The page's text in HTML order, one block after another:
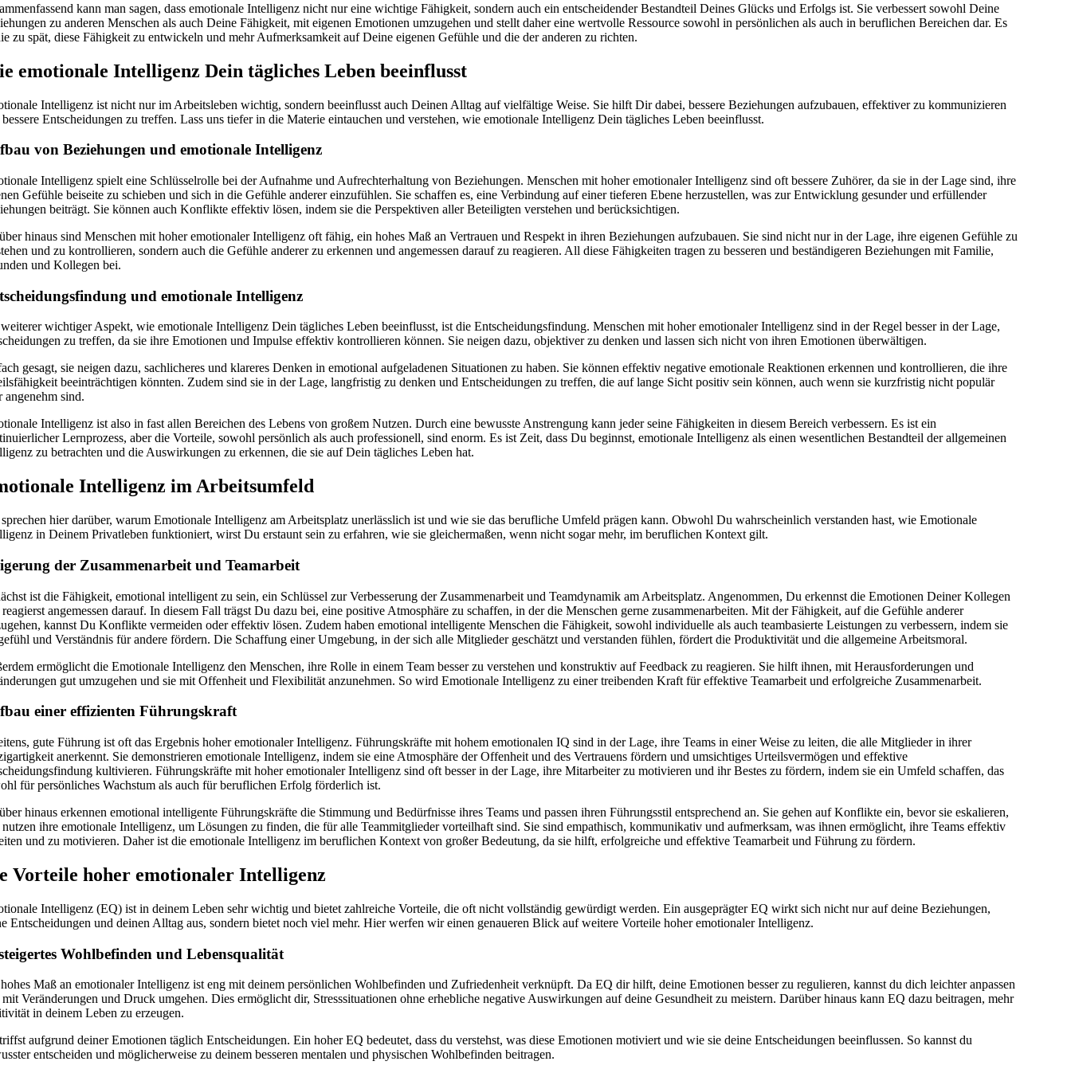
kann man sagen, dass emotionale Intelligenz nicht nur eine wichtige Fähigkeit, sondern auch ein entscheidender Bestandteil Deines Glücks und Erfolgs ist. Sie verbessert sowohl Deine
zu anderen Menschen als auch Deine Fähigkeit, mit eigenen Emotionen umzugehen und stellt daher eine wertvolle Ressource sowohl in persönlichen als auch in beruflichen Bereichen dar. Es
zu spät, diese Fähigkeit zu entwickeln und mehr Aufmerksamkeit auf Deine eigenen Gefühle und die der anderen zu richten.
emotionale Intelligenz Dein tägliches Leben beeinflusst
Intelligenz ist nicht nur im Arbeitsleben wichtig, sondern beeinflusst auch Deinen Alltag auf vielfältige Weise. Sie hilft Dir dabei, bessere Beziehungen aufzubauen, effektiver zu kommunizieren
Entscheidungen zu treffen. Lass uns tiefer in die Materie eintauchen und verstehen, wie emotionale Intelligenz Dein tägliches Leben beeinflusst.
von Beziehungen und emotionale Intelligenz
Intelligenz spielt eine Schlüsselrolle bei der Aufnahme und Aufrechterhaltung von Beziehungen. Menschen mit hoher emotionaler Intelligenz sind oft bessere Zuhörer, da sie in der Lage sind, ihre
Gefühle beiseite zu schieben und sich in die Gefühle anderer einzufühlen. Sie schaffen es, eine Verbindung auf einer tieferen Ebene herzustellen, was zur Entwicklung gesunder und erfüllender
beiträgt. Sie können auch Konflikte effektiv lösen, indem sie die Perspektiven aller Beteiligten verstehen und berücksichtigen.
hinaus sind Menschen mit hoher emotionaler Intelligenz oft fähig, ein hohes Maß an Vertrauen und Respekt in ihren Beziehungen aufzubauen. Sie sind nicht nur in der Lage, ihre eigenen Gefühle zu
und zu kontrollieren, sondern auch die Gefühle anderer zu erkennen und angemessen darauf zu reagieren. All diese Fähigkeiten tragen zu besseren und beständigeren Beziehungen mit Familie,
und Kollegen bei.
und emotionale Intelligenz
wichtiger Aspekt, wie emotionale Intelligenz Dein tägliches Leben beeinflusst, ist die Entscheidungsfindung. Menschen mit hoher emotionaler Intelligenz sind in der Regel besser in der Lage,
zu treffen, da sie ihre Emotionen und Impulse effektiv kontrollieren können. Sie neigen dazu, objektiver zu denken und lassen sich nicht von ihren Emotionen überwältigen.
gesagt, sie neigen dazu, sachlicheres und klareres Denken in emotional aufgeladenen Situationen zu haben. Sie können effektiv negative emotionale Reaktionen erkennen und kontrollieren, die ihre
beeinträchtigen könnten. Zudem sind sie in der Lage, langfristig zu denken und Entscheidungen zu treffen, die auf lange Sicht positiv sein können, auch wenn sie kurzfristig nicht populär
angenehm sind.
Intelligenz ist also in fast allen Bereichen des Lebens von großem Nutzen. Durch eine bewusste Anstrengung kann jeder seine Fähigkeiten in diesem Bereich verbessern. Es ist ein
Lernprozess, aber die Vorteile, sowohl persönlich als auch professionell, sind enorm. Es ist Zeit, dass Du beginnst, emotionale Intelligenz als einen wesentlichen Bestandteil der allgemeinen
zu betrachten und die Auswirkungen zu erkennen, die sie auf Dein tägliches Leben hat.
Intelligenz im Arbeitsumfeld
hier darüber, warum Emotionale Intelligenz am Arbeitsplatz unerlässlich ist und wie sie das berufliche Umfeld prägen kann. Obwohl Du wahrscheinlich verstanden hast, wie Emotionale
in Deinem Privatleben funktioniert, wirst Du erstaunt sein zu erfahren, wie sie gleichermaßen, wenn nicht sogar mehr, im beruflichen Kontext gilt.
der Zusammenarbeit und Teamarbeit
ist die Fähigkeit, emotional intelligent zu sein, ein Schlüssel zur Verbesserung der Zusammenarbeit und Teamdynamik am Arbeitsplatz. Angenommen, Du erkennst die Emotionen Deiner Kollegen
angemessen darauf. In diesem Fall trägst Du dazu bei, eine positive Atmosphäre zu schaffen, in der die Menschen gerne zusammenarbeiten. Mit der Fähigkeit, auf die Gefühle anderer
kannst Du Konflikte vermeiden oder effektiv lösen. Zudem haben emotional intelligente Menschen die Fähigkeit, sowohl individuelle als auch teambasierte Leistungen zu verbessern, indem sie
und Verständnis für andere fördern. Die Schaffung einer Umgebung, in der sich alle Mitglieder geschätzt und verstanden fühlen, fördert die Produktivität und die allgemeine Arbeitsmoral.
ermöglicht die Emotionale Intelligenz den Menschen, ihre Rolle in einem Team besser zu verstehen und konstruktiv auf Feedback zu reagieren. Sie hilft ihnen, mit Herausforderungen und
gut umzugehen und sie mit Offenheit und Flexibilität anzunehmen. So wird Emotionale Intelligenz zu einer treibenden Kraft für effektive Teamarbeit und erfolgreiche Zusammenarbeit.
einer effizienten Führungskraft
gute Führung ist oft das Ergebnis hoher emotionaler Intelligenz. Führungskräfte mit hohem emotionalen IQ sind in der Lage, ihre Teams in einer Weise zu leiten, die alle Mitglieder in ihrer
anerkennt. Sie demonstrieren emotionale Intelligenz, indem sie eine Atmosphäre der Offenheit und des Vertrauens fördern und umsichtiges Urteilsvermögen und effektive
kultivieren. Führungskräfte mit hoher emotionaler Intelligenz sind oft besser in der Lage, ihre Mitarbeiter zu motivieren und ihr Bestes zu fördern, indem sie ein Umfeld schaffen, das
für persönliches Wachstum als auch für beruflichen Erfolg förderlich ist.
hinaus erkennen emotional intelligente Führungskräfte die Stimmung und Bedürfnisse ihres Teams und passen ihren Führungsstil entsprechend an. Sie gehen auf Konflikte ein, bevor sie eskalieren,
ihre emotionale Intelligenz, um Lösungen zu finden, die für alle Teammitglieder vorteilhaft sind. Sie sind empathisch, kommunikativ und aufmerksam, was ihnen ermöglicht, ihre Teams effektiv
und zu motivieren. Daher ist die emotionale Intelligenz im beruflichen Kontext von großer Bedeutung, da sie hilft, erfolgreiche und effektive Teamarbeit und Führung zu fördern.
Vorteile hoher emotionaler Intelligenz
Intelligenz (EQ) ist in deinem Leben sehr wichtig und bietet zahlreiche Vorteile, die oft nicht vollständig gewürdigt werden. Ein ausgeprägter EQ wirkt sich nicht nur auf deine Beziehungen,
Entscheidungen und deinen Alltag aus, sondern bietet noch viel mehr. Hier werfen wir einen genaueren Blick auf weitere Vorteile hoher emotionaler Intelligenz.
Wohlbefinden und Lebensqualität
Maß an emotionaler Intelligenz ist eng mit deinem persönlichen Wohlbefinden und Zufriedenheit verknüpft. Da EQ dir hilft, deine Emotionen besser zu regulieren, kannst du dich leichter anpassen
Veränderungen und Druck umgehen. Dies ermöglicht dir, Stresssituationen ohne erhebliche negative Auswirkungen auf deine Gesundheit zu meistern. Darüber hinaus kann EQ dazu beitragen, mehr
in deinem Leben zu erzeugen.
aufgrund deiner Emotionen täglich Entscheidungen. Ein hoher EQ bedeutet, dass du verstehst, was diese Emotionen motiviert und wie sie deine Entscheidungen beeinflussen. So kannst du
entscheiden und möglicherweise zu deinem besseren mentalen und physischen Wohlbefinden beitragen.